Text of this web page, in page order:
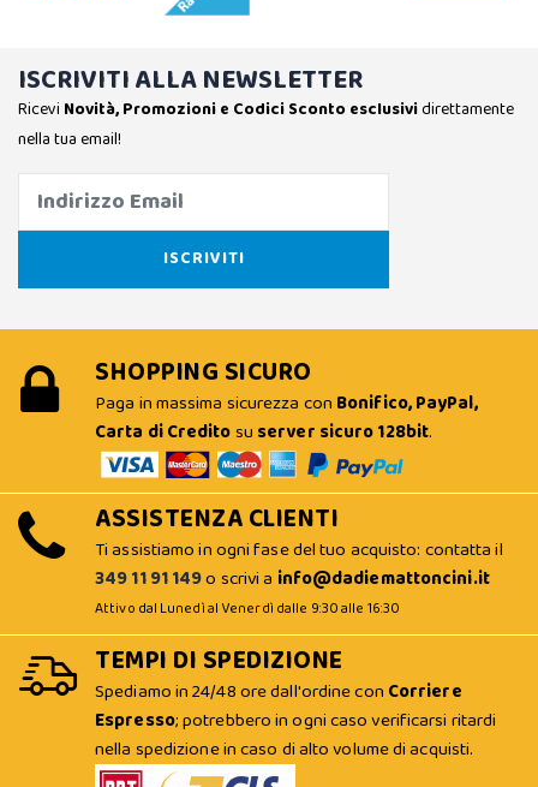
ISCRIVITI ALLA NEWSLETTER
Ricevi Novità, Promozioni e Codici Sconto esclusividirettamente
nella tua email!
SHOPPING SICURO
Paga in massima sicurezza con Bonifico, PayPal,
Carta di Creditosu server sicuro 128bit.
ASSISTENZA CLIENTI
Ti assistiamo in ogni fase del tuo acquisto: contatta il
349 11 91 149o scrivi a info@dadiemattoncini.it
Attivo dal Lunedì al Venerdì dalle 9:30 alle 16:30
TEMPI DI SPEDIZIONE
Spediamo in 24/48 ore dall'ordine con Corriere
Espresso; potrebbero in ogni caso verificarsi ritardi
nella spedizione in caso di alto volume di acquisti.